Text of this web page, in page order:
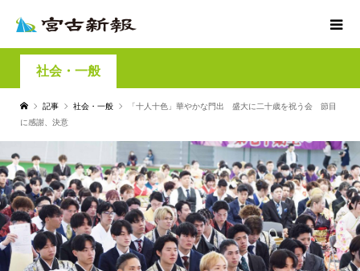
社会・一般
記事 社会・一般
「十人十色」華やかな門出 盛大に二十歳を祝う会 節目
に感謝、決意